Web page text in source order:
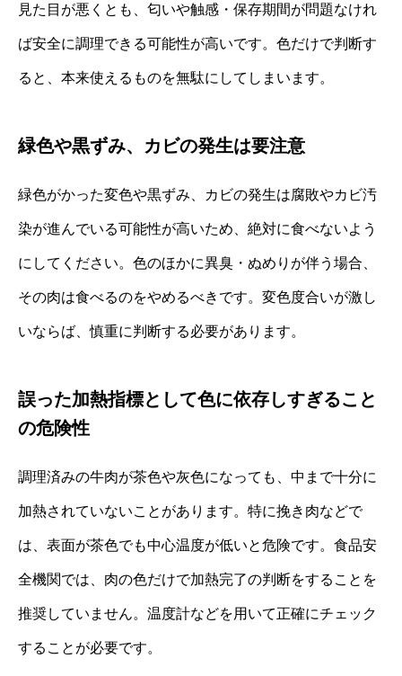
見た目が悪くとも、匂いや触感・保存期間が問題なけれ
ば安全に調理できる可能性が高いです。色だけで判断す
ると、本来使えるものを無駄にしてしまいます。
緑色や黒ずみ、カビの発生は要注意
緑色がかった変色や黒ずみ、カビの発生は腐敗やカビ汚
染が進んでいる可能性が高いため、絶対に食べないよう
にしてください。色のほかに異臭・ぬめりが伴う場合、
その肉は食べるのをやめるべきです。変色度合いが激し
いならば、慎重に判断する必要があります。
誤った加熱指標として色に依存しすぎること
の危険性
調理済みの牛肉が茶色や灰色になっても、中まで十分に
加熱されていないことがあります。特に挽き肉などで
は、表面が茶色でも中心温度が低いと危険です。食品安
全機関では、肉の色だけで加熱完了の判断をすることを
推奨していません。温度計などを用いて正確にチェック
することが必要です。